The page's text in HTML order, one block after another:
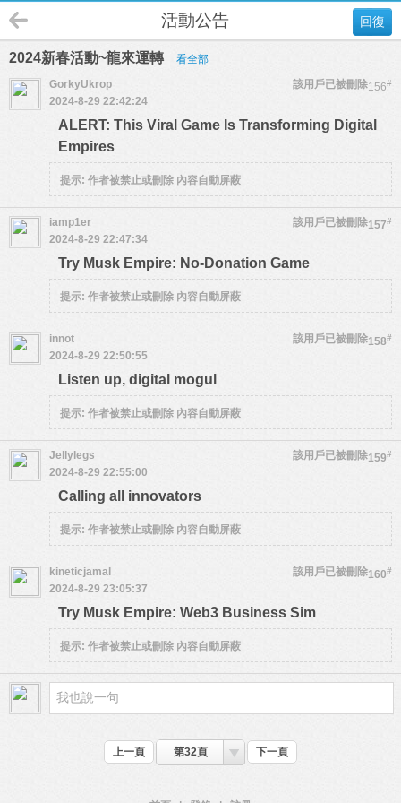
回復
活動公告
2024新春活動~龍來運轉 看全部
156#
GorkyUkrop
該用戶已被刪除
2024-8-29 22:42:24
ALERT: This Viral Game Is Transforming Digital
Empires
提示: 作者被禁止或刪除 內容自動屏蔽
157#
iamp1er
該用戶已被刪除
2024-8-29 22:47:34
Try Musk Empire: No-Donation Game
提示: 作者被禁止或刪除 內容自動屏蔽
158#
innot
該用戶已被刪除
2024-8-29 22:50:55
Listen up, digital mogul
提示: 作者被禁止或刪除 內容自動屏蔽
159#
Jellylegs
該用戶已被刪除
2024-8-29 22:55:00
Calling all innovators
提示: 作者被禁止或刪除 內容自動屏蔽
160#
kineticjamal
該用戶已被刪除
2024-8-29 23:05:37
Try Musk Empire: Web3 Business Sim
提示: 作者被禁止或刪除 內容自動屏蔽
上一頁 第32頁 下一頁